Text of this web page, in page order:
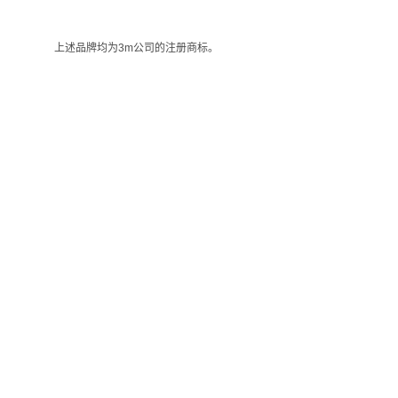
上述品牌均为3m公司的注册商标。